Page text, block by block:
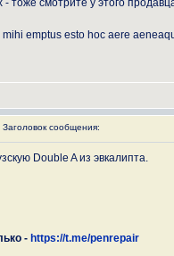
тоже смотрите у этого
emptus esto hoc aere
Заголовок сообщения:
Double A из эвкалипта.
- https://t.me/penrepair